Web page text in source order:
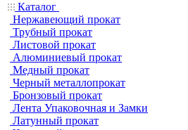
Каталог
Нержавеющий прокат
Трубный прокат
Листовой прокат
Алюминиевый прокат
Медный прокат
Черный металлопрокат
Бронзовый прокат
Лента Упаковочная и Замки
Латунный прокат